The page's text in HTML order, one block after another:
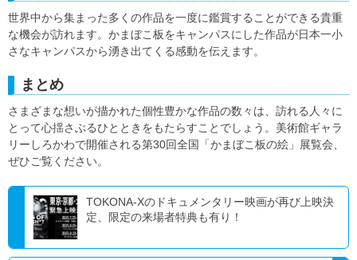
世界中から集まった多くの作品を一度に鑑賞することができる貴重
な機会が訪れます。かまぼこ板をキャンパスにした作品が日本一小
さなキャンパスから湧き出てくる感動を伝えます。
まとめ
さまざまな想いが描かれた個性豊かな作品の数々は、訪れる人々に
とって心揺さぶるひとときをもたらすことでしょう。美術館ギャラ
リーしろかわで開催される第30回全国「かまぼこ板の絵」展覧会、
ぜひご覧ください。
TOKONA-Xのドキュメンタリー映画が再び上映決
定、限定の来場者特典も有り！